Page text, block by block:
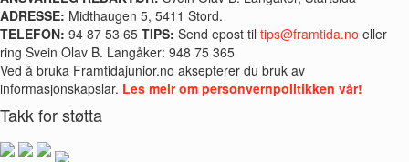
ADRESSE: Midthaugen 5, 5411 Stord.
TELEFON: 94 87 53 65 TIPS: Send epost til tips@framtida.no eller
ring Svein Olav B. Langåker: 948 75 365
Ved å bruka Framtidajunior.no aksepterer du bruk av
informasjonskapslar. Les meir om personvernpolitikken vår!
Takk for støtta